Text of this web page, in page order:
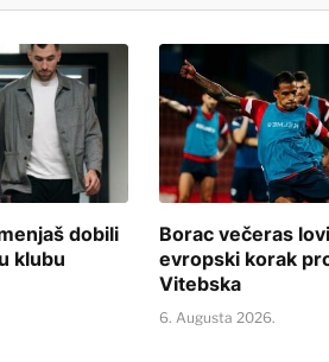
dobili
klubu
Borac večeras
evropski korak
Vitebska
6. Augusta 2026.